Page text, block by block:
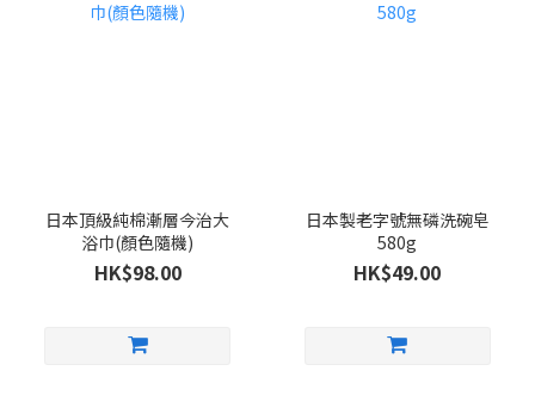
日本頂級純棉漸層今治大
浴巾(顏色隨機)
HK$98.00
日本製老字號無磷洗碗皂
580g
HK$49.00